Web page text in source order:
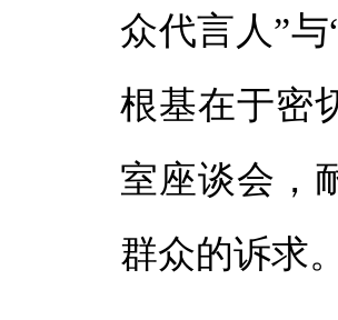
众代言人”
根基在于密
室座谈会，
群众的诉求。